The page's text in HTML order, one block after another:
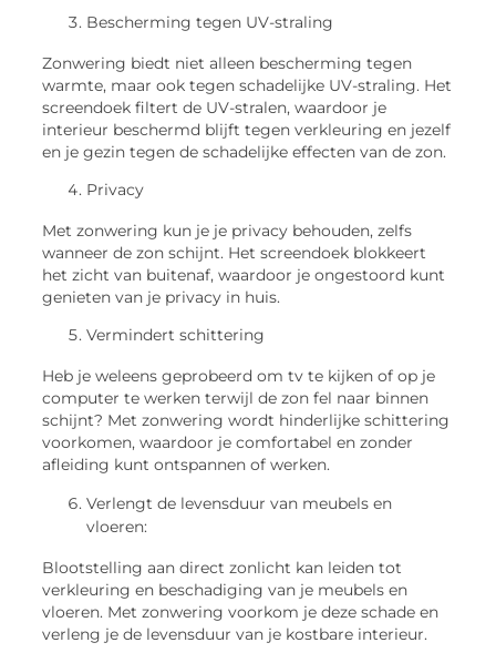
Bescherming tegen UV-straling
Zonwering biedt niet alleen bescherming tegen
warmte, maar ook tegen schadelijke UV-straling. Het
screendoek filtert de UV-stralen, waardoor je
interieur beschermd blijft tegen verkleuring en jezelf
en je gezin tegen de schadelijke effecten van de zon.
Privacy
Met zonwering kun je je privacy behouden, zelfs
wanneer de zon schijnt. Het screendoek blokkeert
het zicht van buitenaf, waardoor je ongestoord kunt
genieten van je privacy in huis.
Vermindert schittering
Heb je weleens geprobeerd om tv te kijken of op je
computer te werken terwijl de zon fel naar binnen
schijnt? Met zonwering wordt hinderlijke schittering
voorkomen, waardoor je comfortabel en zonder
afleiding kunt ontspannen of werken.
Verlengt de levensduur van meubels en
vloeren:
Blootstelling aan direct zonlicht kan leiden tot
verkleuring en beschadiging van je meubels en
vloeren. Met zonwering voorkom je deze schade en
verleng je de levensduur van je kostbare interieur.